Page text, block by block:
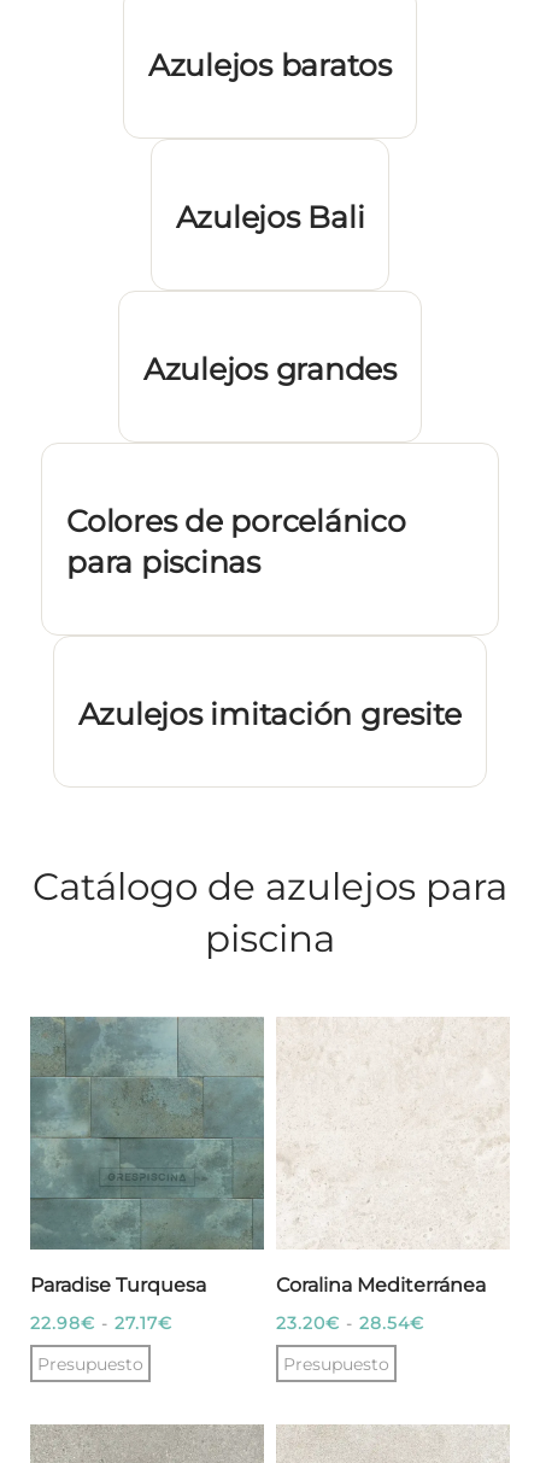
Azulejos baratos
Azulejos Bali
Azulejos grandes
Colores de porcelánico
para piscinas
Azulejos imitación gresite
Catálogo de azulejos para
piscina
Paradise Turquesa
22.98€ - 27.17€
22.98€
Presupuesto
producto
Coralina Mediterránea
23.20€ - 28.54€
23.20€
Presupuesto
producto